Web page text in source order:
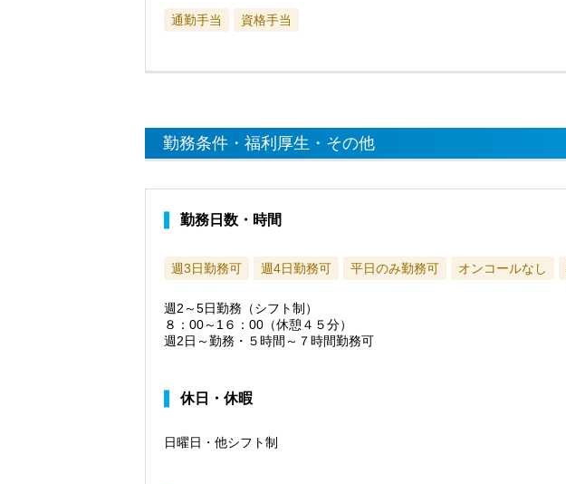
通勤手当 資格手当
勤務条件・福利厚生・その他
勤務日数・時間
週3日勤務可 週4日勤務可 平日のみ勤務可 オンコールなし
週2～5日勤務（シフト制）
８：00～1６：00（休憩４５分）
週2日～勤務・５時間～７時間勤務可
休日・休暇
日曜日・他シフト制